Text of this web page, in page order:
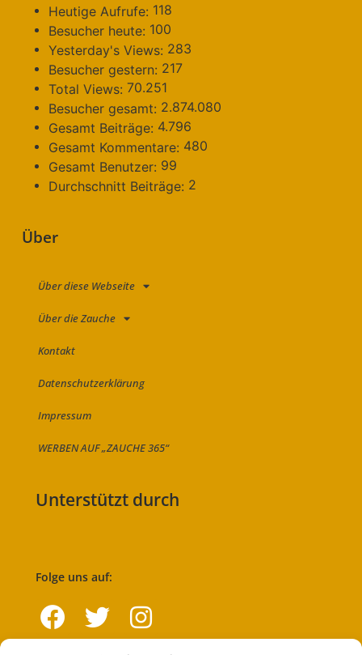
Heutige Aufrufe: 118
Besucher heute: 100
Yesterday's Views: 283
Besucher gestern: 217
Total Views: 70.251
Besucher gesamt: 2.874.080
Gesamt Beiträge: 4.796
Gesamt Kommentare: 480
Gesamt Benutzer: 99
Durchschnitt Beiträge: 2
Über
Über diese Webseite
Über die Zauche
Kontakt
Datenschutzerklärung
Impressum
WERBEN AUF „ZAUCHE 365“
Unterstützt durch
Folge uns auf: